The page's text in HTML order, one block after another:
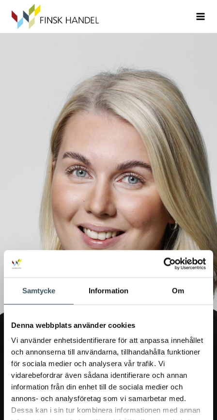
Samtycke Information Om
Denna webbplats använder cookies
Vi använder enhetsidentifierare för att anpassa innehållet
och annonserna till användarna, tillhandahålla funktioner
för sociala medier och analysera vår trafik. Vi
vidarebefordrar även sådana identifierare och annan
information från din enhet till de sociala medier och
annons- och analysföretag som vi samarbetar med.
Dessa kan i sin tur kombinera informationen med annan